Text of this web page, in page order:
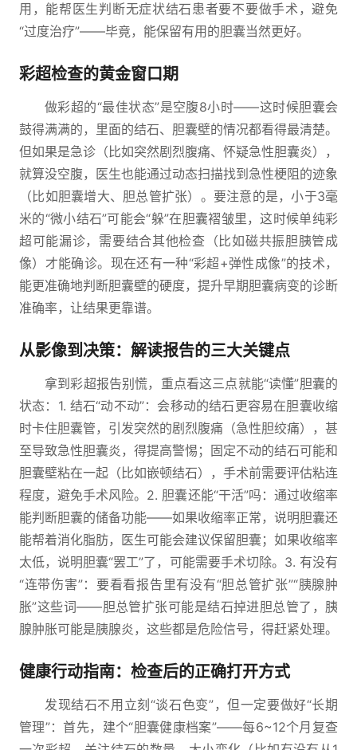
用，能帮医生判断无症状结石患者要不要做手术，避免
“过度治疗”——毕竟，能保留有用的胆囊当然更好。
彩超检查的黄金窗口期
做彩超的“最佳状态”是空腹8小时——这时候胆囊会
鼓得满满的，里面的结石、胆囊壁的情况都看得最清楚。
但如果是急诊（比如突然剧烈腹痛、怀疑急性胆囊炎），
就算没空腹，医生也能通过动态扫描找到急性梗阻的迹象
（比如胆囊增大、胆总管扩张）。要注意的是，小于3毫
米的“微小结石”可能会“躲”在胆囊褶皱里，这时候单纯彩
超可能漏诊，需要结合其他检查（比如磁共振胆胰管成
像）才能确诊。现在还有一种“彩超+弹性成像”的技术，
能更准确地判断胆囊壁的硬度，提升早期胆囊病变的诊断
准确率，让结果更靠谱。
从影像到决策：解读报告的三大关键点
拿到彩超报告别慌，重点看这三点就能“读懂”胆囊的
状态：1. 结石“动不动”：会移动的结石更容易在胆囊收缩
时卡住胆囊管，引发突然的剧烈腹痛（急性胆绞痛），甚
至导致急性胆囊炎，得提高警惕；固定不动的结石可能和
胆囊壁粘在一起（比如嵌顿结石），手术前需要评估粘连
程度，避免手术风险。2. 胆囊还能“干活”吗：通过收缩率
能判断胆囊的储备功能——如果收缩率正常，说明胆囊还
能帮着消化脂肪，医生可能会建议保留胆囊；如果收缩率
太低，说明胆囊“罢工”了，可能需要手术切除。3. 有没有
“连带伤害”：要看看报告里有没有“胆总管扩张”“胰腺肿
胀”这些词——胆总管扩张可能是结石掉进胆总管了，胰
腺肿胀可能是胰腺炎，这些都是危险信号，得赶紧处理。
健康行动指南：检查后的正确打开方式
发现结石不用立刻“谈石色变”，但一定要做好“长期
管理”：首先，建个“胆囊健康档案”——每6~12个月复查